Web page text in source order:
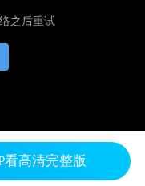
之后重试
看高清完整版